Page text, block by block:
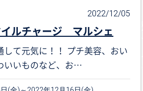
2022/12/05
ルチャージ マルシェ
して元気に！！ プチ美容、おい
いいものなど、お…